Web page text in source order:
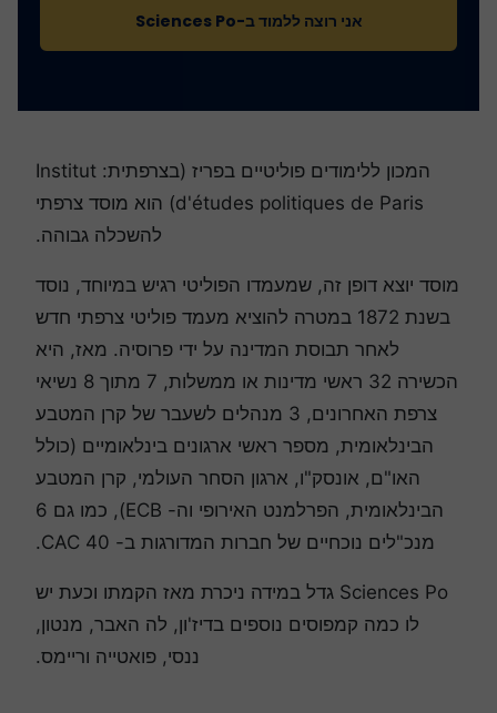
אני רוצה ללמוד ב-Sciences Po
המכון ללימודים פוליטיים בפריז (בצרפתית: Institut
d'études politiques de Paris) הוא מוסד צרפתי
להשכלה גבוהה.
מוסד יוצא דופן זה, שמעמדו הפוליטי רגיש במיוחד, נוסד
בשנת 1872 במטרה להוציא מעמד פוליטי צרפתי חדש
לאחר תבוסת המדינה על ידי פרוסיה. מאז, היא
הכשירה 32 ראשי מדינות או ממשלות, 7 מתוך 8 נשיאי
צרפת האחרונים, 3 מנהלים לשעבר של קרן המטבע
הבינלאומית, מספר ראשי ארגונים בינלאומיים (כולל
האו"ם, אונסק"ו, ארגון הסחר העולמי, קרן המטבע
הבינלאומית, הפרלמנט האירופי וה- ECB), כמו גם 6
מנכ"לים נוכחיים של חברות המדורגות ב- CAC 40.
Sciences Po גדל במידה ניכרת מאז הקמתו וכעת יש
לו כמה קמפוסים נוספים בדיז'ון, לה האבר, מנטון,
ננסי, פואטייה וריימס.